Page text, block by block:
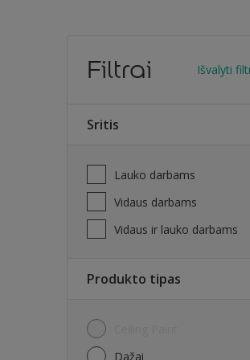
Filtrai Išvalyti
Sritis
Lauko darbams
Vidaus darbams
Vidaus ir lauko darbams
Produkto tipas
Dažai